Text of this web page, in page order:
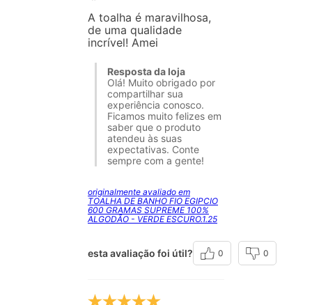
A toalha é maravilhosa,
de uma qualidade
incrível! Amei
Resposta da loja
Olá! Muito obrigado por
compartilhar sua
experiência conosco.
Ficamos muito felizes em
saber que o produto
atendeu às suas
expectativas. Conte
sempre com a gente!
originalmente avaliado em
TOALHA DE BANHO FIO EGIPCIO
600 GRAMAS SUPREME 100%
ALGODÃO - VERDE ESCURO.1.25
esta avaliação foi útil? 0 0